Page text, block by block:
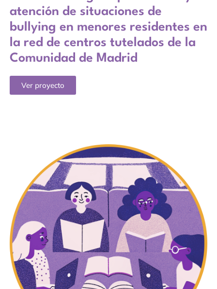
atención de situaciones de
bullying en menores residentes en
la red de centros tutelados de la
Comunidad de Madrid
Ver proyecto